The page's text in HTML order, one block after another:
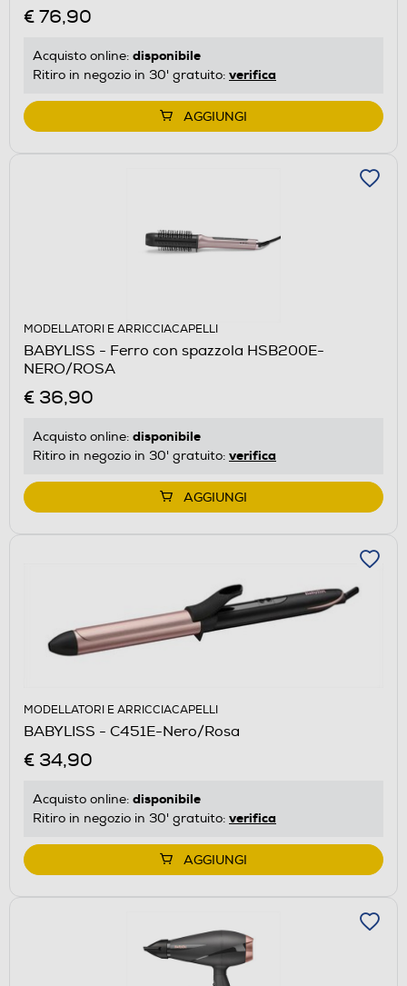
€ 76,90
Acquisto online: disponibile
Ritiro in negozio in 30' gratuito: verifica
AGGIUNGI
MODELLATORI E ARRICCIACAPELLI
BABYLISS - Ferro con spazzola HSB200E-
NERO/ROSA
€ 36,90
Acquisto online: disponibile
Ritiro in negozio in 30' gratuito: verifica
AGGIUNGI
MODELLATORI E ARRICCIACAPELLI
BABYLISS - C451E-Nero/Rosa
€ 34,90
Acquisto online: disponibile
Ritiro in negozio in 30' gratuito: verifica
AGGIUNGI